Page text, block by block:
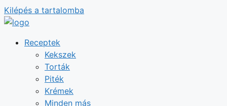
Kilépés a tartalomba
Receptek
Kekszek
Torták
Piték
Krémek
Minden más